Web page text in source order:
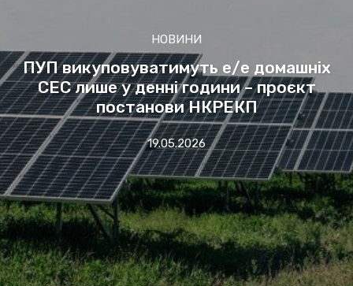
НОВИНИ
ПУП викуповуватимуть е/е домашніх
СЕС лише у денні години – проєкт
постанови НКРЕКП
19.05.2026